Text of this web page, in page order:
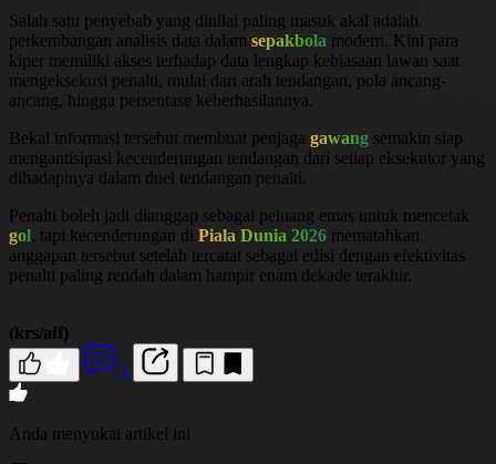
Salah satu penyebab yang dinilai paling masuk akal adalah
perkembangan analisis data dalam sepakbola modern. Kini para
kiper memiliki akses terhadap data lengkap kebiasaan lawan saat
mengeksekusi penalti, mulai dari arah tendangan, pola ancang-
ancang, hingga persentase keberhasilannya.
Bekal informasi tersebut membuat penjaga gawang semakin siap
mengantisipasi kecenderungan tendangan dari setiap eksekutor yang
dihadapinya dalam duel tendangan penalti.
Penalti boleh jadi dianggap sebagai peluang emas untuk mencetak
gol, tapi kecenderungan di Piala Dunia 2026 mematahkan
anggapan tersebut setelah tercatat sebagai edisi dengan efektivitas
penalti paling rendah dalam hampir enam dekade terakhir.
(krs/aff)
1
Anda menyukai artikel ini